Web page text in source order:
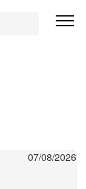
07/08/2026